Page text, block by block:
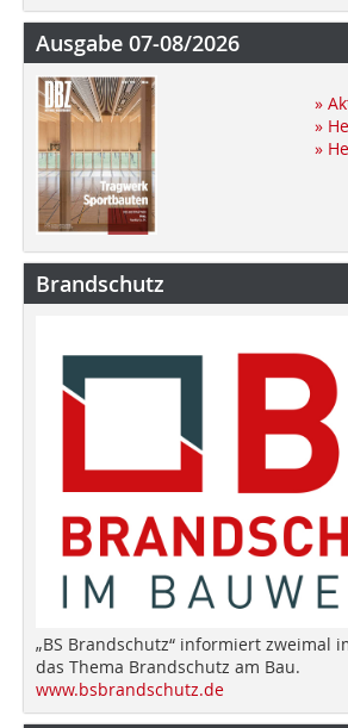
Ausgabe 07-08/2026
»
»
»
Brandschutz
„BS Brandschutz“ informiert zweimal
das Thema Brandschutz am Bau.
www.bsbrandschutz.de